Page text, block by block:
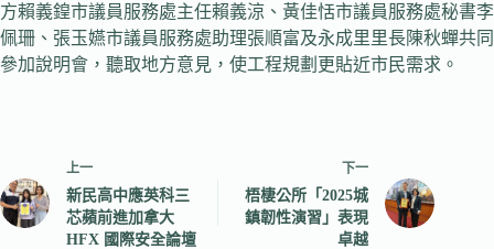
方賴義鍠市議員服務處主任賴義涼、黃佳恬市議員服務處秘書李
佩珊、張玉嬿市議員服務處助理張順富及永成里里長陳秋蟬共同
參加說明會，聽取地方意見，使工程規劃更貼近市民需求。
上一
新民高中應英科三
芯蘋前進加拿大
HFX 國際安全論壇
下一
梧棲公所「2025城
鎮韌性演習」表現
卓越